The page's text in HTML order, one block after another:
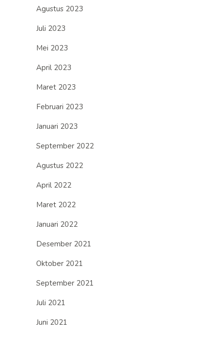
Agustus 2023
Juli 2023
Mei 2023
April 2023
Maret 2023
Februari 2023
Januari 2023
September 2022
Agustus 2022
April 2022
Maret 2022
Januari 2022
Desember 2021
Oktober 2021
September 2021
Juli 2021
Juni 2021